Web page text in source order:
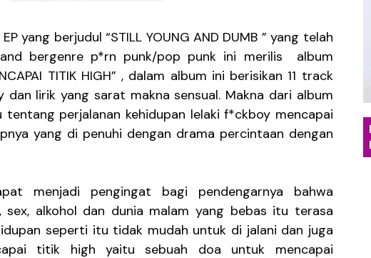
Narasi Emosional Lewat Single Baru "Terurai Lenyap"
Kritik Sosial dalam Balutan Biblical Surf Rock Lewat EP "Eksibisi
dari Kabut Sukabumi Lewat EP Perdana Into the Death
Tahun Pencarian Diri Lewat EP "Free As A Bird"
Zona Nyaman Lewat "A Shadow Haunts My Mind"
Sampurna Buka Babak Baru Lewat "No Love! (Alternate
Terbiasa Mendahulukan Orang Lain, Monica Christiana
dengan Luka Lewat "Hitam", Ballad Jazz yang Mengajarkan
yang berjudul “STILL YOUNG AND DUMB ” yang telah
bergenre p*rn punk/pop punk ini merilis album
TITIK HIGH” , dalam album ini berisikan 11 track
lirik yang sarat makna sensual. Makna dari album
tentang perjalanan kehidupan lelaki f*ckboy mencapai
yang di penuhi dengan drama percintaan dengan
menjadi pengingat bagi pendengarnya bahwa
sex, alkohol dan dunia malam yang bebas itu terasa
seperti itu tidak mudah untuk di jalani dan juga
titik high yaitu sebuah doa untuk mencapai